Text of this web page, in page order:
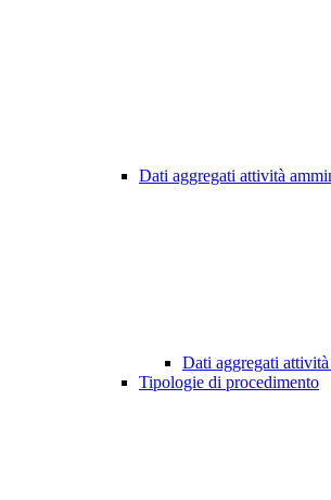
Dati aggregati attività
Dati aggregati
Tipologie di procedimento